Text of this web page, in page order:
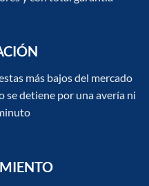
más bajos del mercado
se detiene por una avería ni